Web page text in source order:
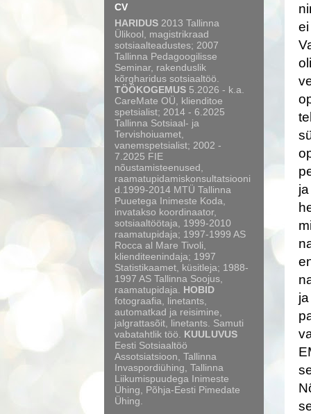
CV
HARIDUS 2013 Tallinna
Ülikool, magistrikraad
sotsiaalteadustes; 2007
Tallinna Pedagoogilisse
Seminar, rakenduslik
kõrgharidus sotsiaaltöö.
TÖÖKOGEMUS 5.2026 - k.a.
CareMate OÜ, klienditoe
spetsialist; 2014 - 6.2025
Tallinna Sotsiaal- ja
Tervishoiuamet,
vanemspetsialist; 2002 -
7.2025 FIE
nõustamisteenused,
raamatupidamiskonsultatsiooni
d.1999-2014 MTÜ Tallinna
Puuetega Inimeste Koda,
invatakso koordinaator,
sotsiaaltöötaja, 1999-2010
raamatupidaja; 1997-1999 AS
Rocca al Mare Tivoli,
klienditeenindaja; 1997
Statistikaamet, küsitleja; 1988-
1997 AS Tallinna Soojus,
raamatupidaja. HOBID
fotograafia, linetants,
automatkad ja reisimine,
jalgrattasõit, linetants. Samuti
vabatahtlik töö. KUULUVUS
Eesti Sotsiaaltöö
Assotsiatsioon, Tallinna
Invaspordiühing, Tallinna
Liikumispuudega Inimeste
Ühing, Põhja-Eesti Pimedate
Ühing.